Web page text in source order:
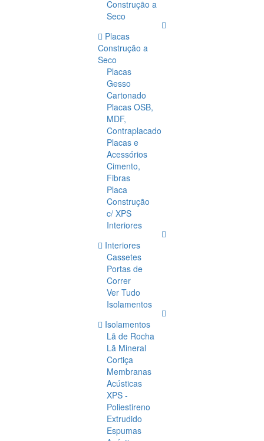
Construção a
Seco
Placas
Construção a
Seco
Placas
Gesso
Cartonado
Placas OSB,
MDF,
Contraplacado
Placas e
Acessórios
Cimento,
Fibras
Placa
Construção
c/ XPS
Interiores
Interiores
Cassetes
Portas de
Correr
Ver Tudo
Isolamentos
Isolamentos
Lã de Rocha
Lã Mineral
Cortiça
Membranas
Acústicas
XPS -
Poliestireno
Extrudido
Espumas